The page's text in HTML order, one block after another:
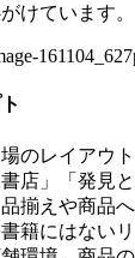
けています。
店」「発見
揃えや商品
籍にはない